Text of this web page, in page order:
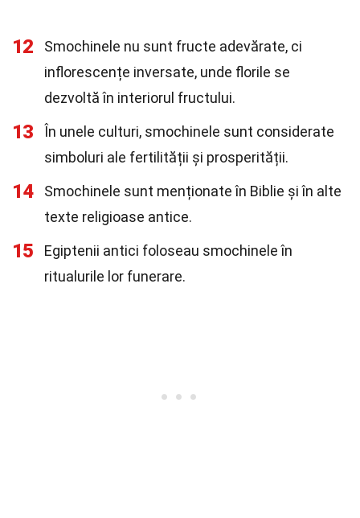
12
Smochinele nu sunt fructe adevărate, ci
inflorescențe inversate, unde florile se
dezvoltă în interiorul fructului.
13
În unele culturi, smochinele sunt considerate
simboluri ale fertilității și prosperității.
14
Smochinele sunt menționate în Biblie și în alte
texte religioase antice.
15
Egiptenii antici foloseau smochinele în
ritualurile lor funerare.